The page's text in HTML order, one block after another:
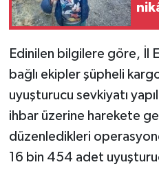
Edinilen bilgilere göre, İl
bağlı ekipler şüpheli
uyuşturucu sevkiyatı
ihbar üzerine harekete
düzenledikleri
16 bin 454 adet